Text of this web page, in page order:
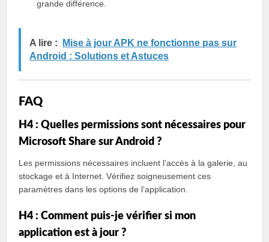
grande différence.
A lire :
Mise à jour APK ne fonctionne pas sur
Android : Solutions et Astuces
FAQ
H4 : Quelles permissions sont nécessaires pour
Microsoft Share sur Android ?
Les permissions nécessaires incluent l’accès à la galerie, au
stockage et à Internet. Vérifiez soigneusement ces
paramètres dans les options de l’application.
H4 : Comment puis-je vérifier si mon
application est à jour ?